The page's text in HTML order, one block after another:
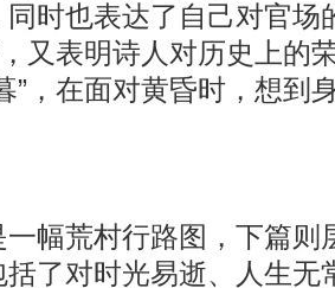
时也表达了自己对官场
又表明诗人对历史上的
”，在面对黄昏时，想到
幅荒村行路图，下篇则
了对时光易逝、人生无